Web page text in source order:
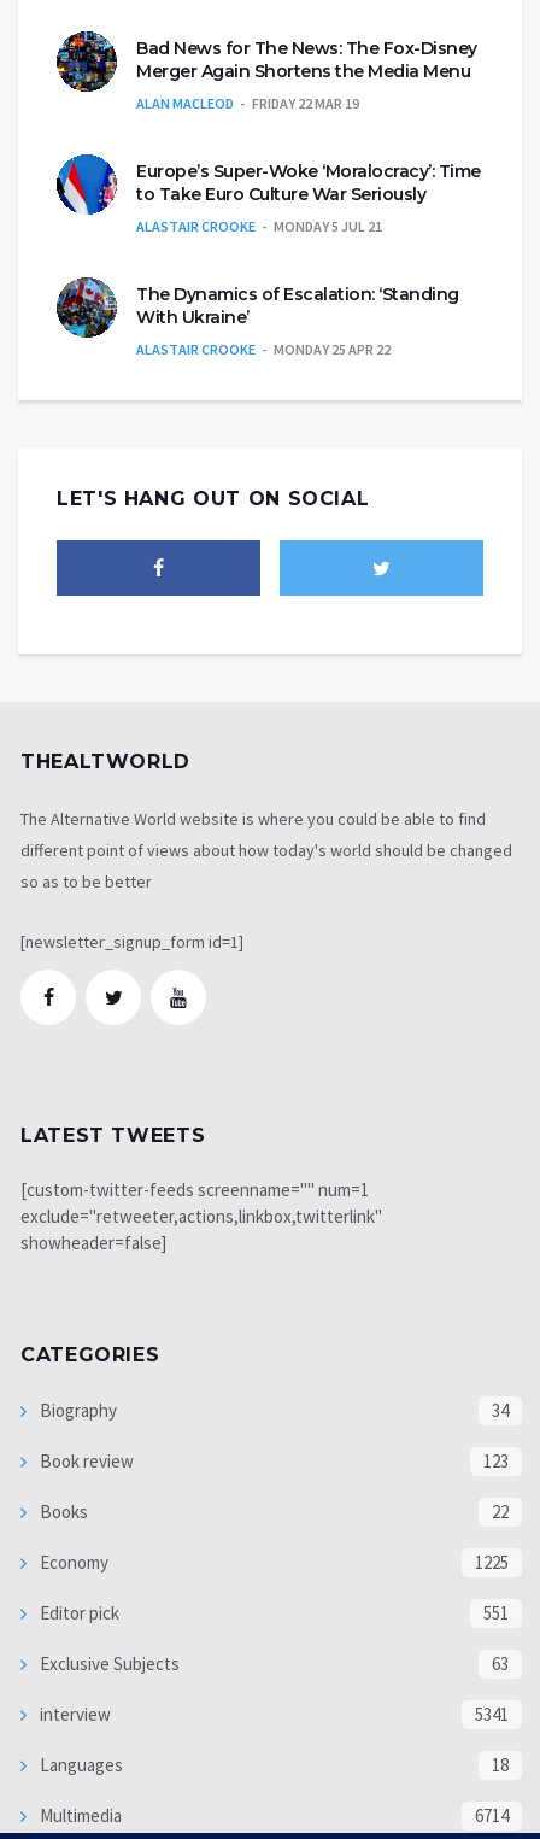
Bad News for The News: The Fox-Disney
Merger Again Shortens the Media Menu
ALAN MACLEOD FRIDAY 22 MAR 19
Europe’s Super-Woke ‘Moralocracy’: Time
to Take Euro Culture War Seriously
ALASTAIR CROOKE MONDAY 5 JUL 21
The Dynamics of Escalation: ‘Standing
With Ukraine’
ALASTAIR CROOKE MONDAY 25 APR 22
LET'S HANG OUT ON SOCIAL
THEALTWORLD
The Alternative World website is where you could be able to find
different point of views about how today's world should be changed
so as to be better
[newsletter_signup_form id=1]
LATEST TWEETS
[custom-twitter-feeds screenname="" num=1
exclude="retweeter,actions,linkbox,twitterlink"
showheader=false]
CATEGORIES
Biography 34
Book review 123
Books 22
Economy 1225
Editor pick 551
Exclusive Subjects 63
interview 5341
Languages 18
Multimedia 6714